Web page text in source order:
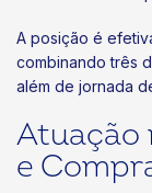
A posição é
combinando três
além de jornada
Atuação
e